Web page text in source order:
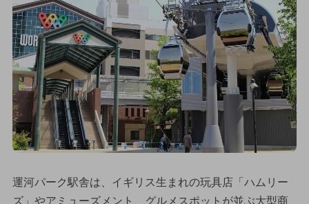
運河パーク駅舎は、イギリス生まれの玩具店「ハムリー
ズ」やアミューズメント、グルメスポットが並ぶ大型商